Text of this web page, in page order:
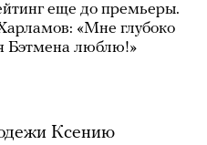
еще до премьеры.
«Мне глубоко
Бэтмена люблю!»
Ксению